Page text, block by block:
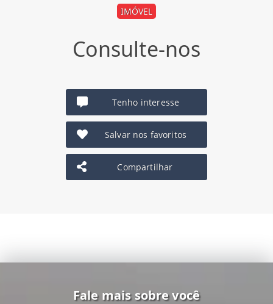
IMÓVEL
Consulte-nos
Tenho interesse
Salvar nos favoritos
Compartilhar
Fale mais sobre você